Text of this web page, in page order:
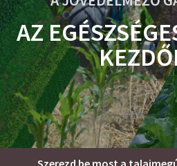
AZ
Szerezd be most a